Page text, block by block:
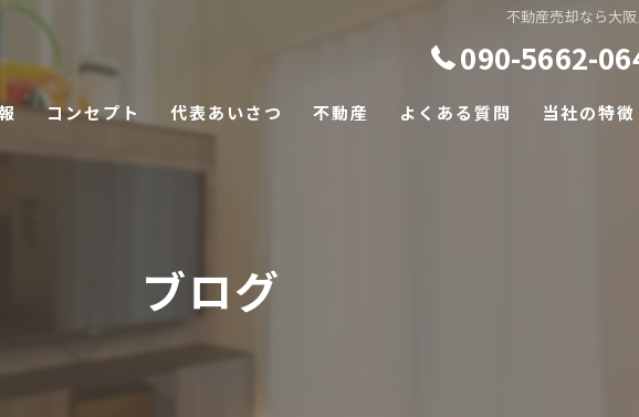
不動産売却なら大
090-5662-
コンセプト 代表あいさつ 不動産 よくある質問 当社の特徴
ブログ